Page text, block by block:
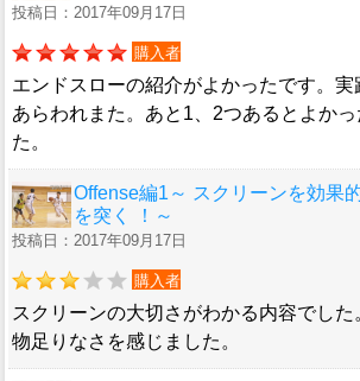
投稿日：2017年09月17日
購入者
エンドスローの紹介がよかったです。
あらわれまた。あと1、2つあるとよか
た。
Offense編1～ スクリーンを効果
を突く ！～
投稿日：2017年09月17日
購入者
スクリーンの大切さがわかる内容でし
物足りなさを感じました。